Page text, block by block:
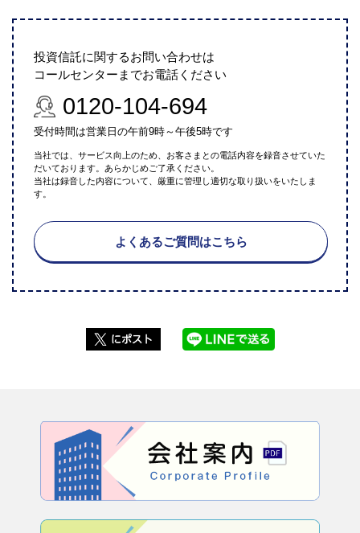
投資信託に関するお問い合わせは
コールセンターまでお電話ください
0120-104-694
受付時間は営業日の午前9時～午後5時です
当社では、サービス向上のため、お客さまとの電話内容を録音させていた
だいております。あらかじめご了承ください。
当社は録音した内容について、厳重に管理し適切な取り扱いをいたしま
す。
よくあるご質問はこちら